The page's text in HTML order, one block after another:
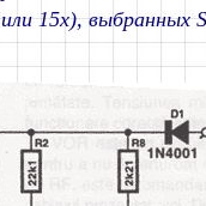
15x), выбранных